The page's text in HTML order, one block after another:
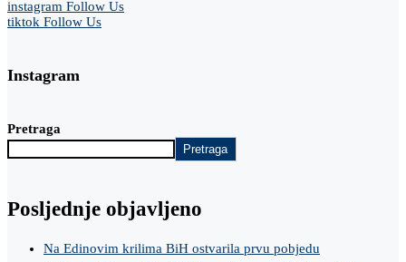
instagram Follow Us
tiktok Follow Us
Instagram
Pretraga
Pretraga
Posljednje objavljeno
Na Edinovim krilima BiH ostvarila prvu pobjedu